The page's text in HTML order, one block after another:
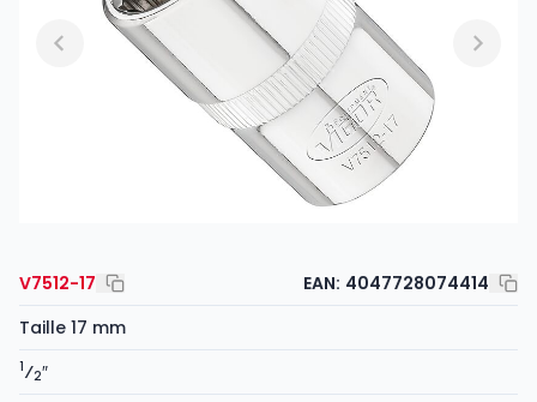
V7512-17 EAN: 4047728074414
Taille 17 mm
1⁄2″